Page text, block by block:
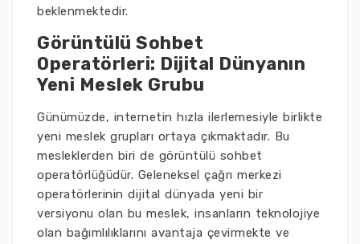
beklenmektedir.
Görüntülü Sohbet
Operatörleri: Dijital Dünyanın
Yeni Meslek Grubu
Günümüzde, internetin hızla ilerlemesiyle birlikte
yeni meslek grupları ortaya çıkmaktadır. Bu
mesleklerden biri de görüntülü sohbet
operatörlüğüdür. Geleneksel çağrı merkezi
operatörlerinin dijital dünyada yeni bir
versiyonu olan bu meslek, insanların teknolojiye
olan bağımlılıklarını avantaja çevirmekte ve